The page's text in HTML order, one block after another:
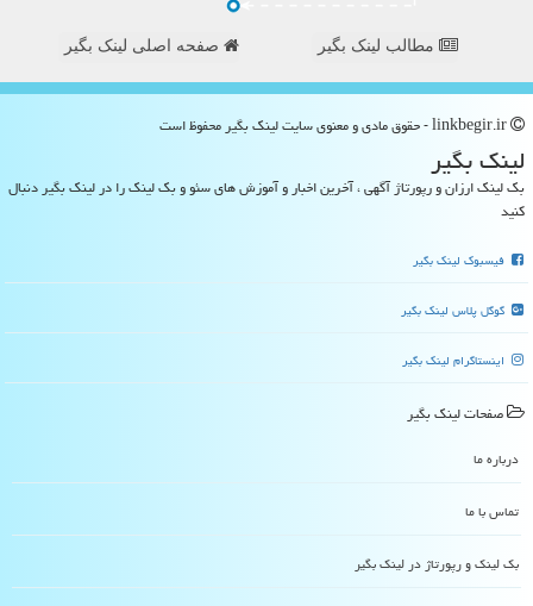
مطالب لینک بگیر صفحه اصلی لینک بگیر
لینك بگیر
بک لینک ارزان و رپورتاژ آگهی ، آخرین اخبار و آموزش های سئو و بک لینک را در لینک بگیر دنبال
کنید
فیسبوک لینک بگیر
گوگل پلاس لینک بگیر
اینستاگرام لینک بگیر
صفحات لینك بگیر
درباره ما
تماس با ما
بک لینک و رپورتاژ در لینك بگیر